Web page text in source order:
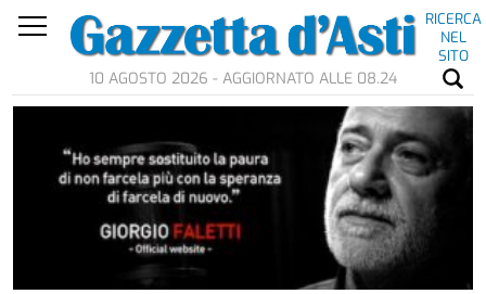
RICERCA
NEL
SITO
10 AGOSTO 2026 - AGGIORNATO ALLE 08.24